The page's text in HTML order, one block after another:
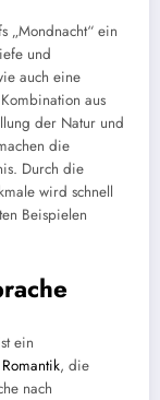
„Mondnacht“ ein
und
auch eine
aus
der Natur und
die
Durch die
wird schnell
Beispielen
ein
Romantik, die
nach